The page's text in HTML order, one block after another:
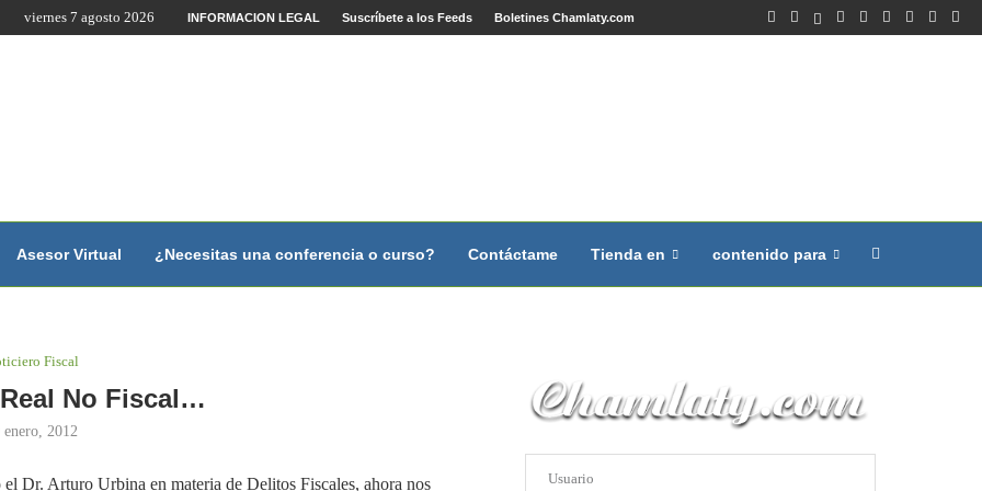
por Internet y Videoconferencia.
viernes 7 agosto 2026 INFORMACION LEGAL Suscríbete a los Feeds Boletines Chamlaty.com
Asesor Virtual ¿Necesitas una conferencia o curso? Contáctame Tienda en contenido para
Fiscal
No Fiscal…
enero, 2012
Dr. Arturo Urbina en materia de Delitos Fiscales, ahora nos